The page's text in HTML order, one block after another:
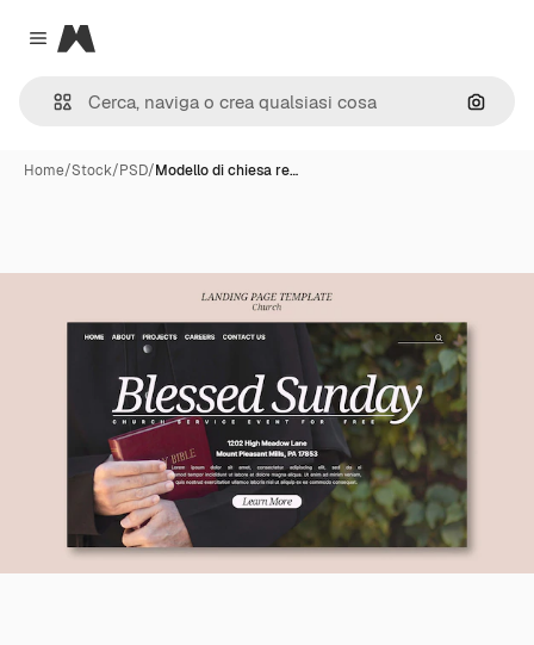
Close menu
Magnific
Cerca
Home/Stock/PSD/Modello di chiesa re…